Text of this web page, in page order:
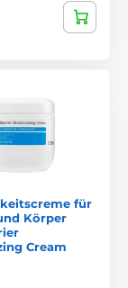
für
Körper
Cream